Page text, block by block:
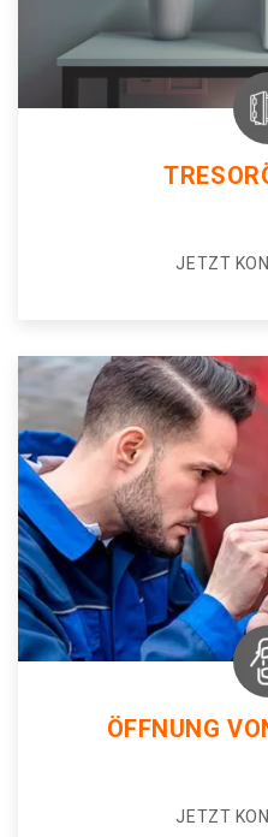
JETZT
ÖFFNUNG
JETZT